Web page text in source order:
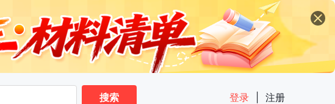
搜索
登录 注册